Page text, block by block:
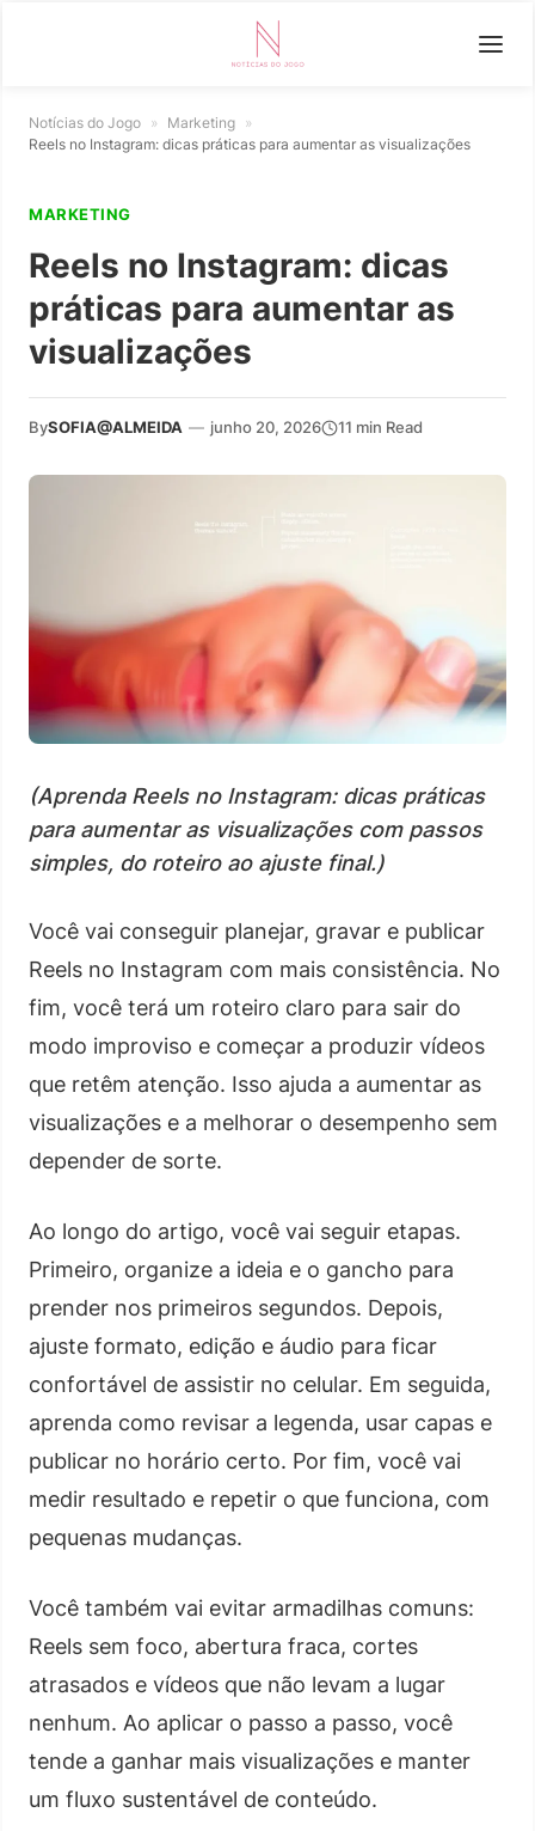
Notícias do Jogo » Marketing »
Reels no Instagram: dicas práticas para aumentar as visualizações
MARKETING
Reels no Instagram: dicas
práticas para aumentar as
visualizações
BySOFIA@ALMEIDA — junho 20, 2026 11 min Read
(Aprenda Reels no Instagram: dicas práticas
para aumentar as visualizações com passos
simples, do roteiro ao ajuste final.)
Você vai conseguir planejar, gravar e publicar
Reels no Instagram com mais consistência. No
fim, você terá um roteiro claro para sair do
modo improviso e começar a produzir vídeos
que retêm atenção. Isso ajuda a aumentar as
visualizações e a melhorar o desempenho sem
depender de sorte.
Ao longo do artigo, você vai seguir etapas.
Primeiro, organize a ideia e o gancho para
prender nos primeiros segundos. Depois,
ajuste formato, edição e áudio para ficar
confortável de assistir no celular. Em seguida,
aprenda como revisar a legenda, usar capas e
publicar no horário certo. Por fim, você vai
medir resultado e repetir o que funciona, com
pequenas mudanças.
Você também vai evitar armadilhas comuns:
Reels sem foco, abertura fraca, cortes
atrasados e vídeos que não levam a lugar
nenhum. Ao aplicar o passo a passo, você
tende a ganhar mais visualizações e manter
um fluxo sustentável de conteúdo.